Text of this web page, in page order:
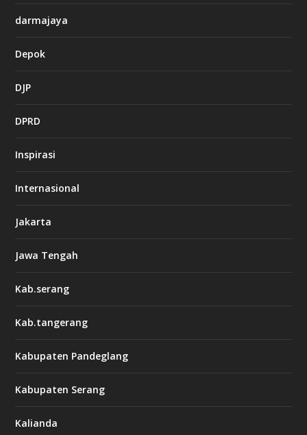
darmajaya
Depok
DJP
DPRD
Inspirasi
Internasional
Jakarta
Jawa Tengah
Kab.serang
Kab.tangerang
Kabupaten Pandeglang
Kabupaten Serang
Kalianda